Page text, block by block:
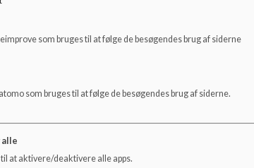
som bruges til at følge de besøgendes brug af siderne
som bruges til at følge de besøgendes brug af siderne.
at aktivere/deaktivere alle apps.